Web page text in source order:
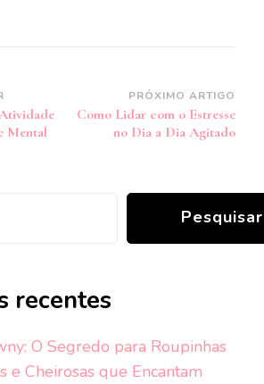
Mental
PRÓXIMO ARTIGO
Como Lidar com o Estresse
no Dia a Dia Agitado
Pesquisar
recentes
O Segredo para Roupinhas
e Cheirosas que Encantam